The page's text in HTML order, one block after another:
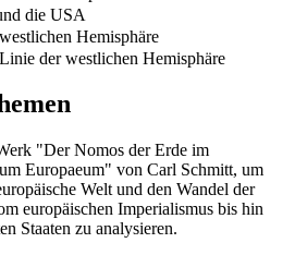
die USA
Hemisphäre
der westlichen Hemisphäre
"Der Nomos der Erde im
Europaeum" von Carl Schmitt, um
Welt und den Wandel der
europäischen Imperialismus bis hin
Staaten zu analysieren.